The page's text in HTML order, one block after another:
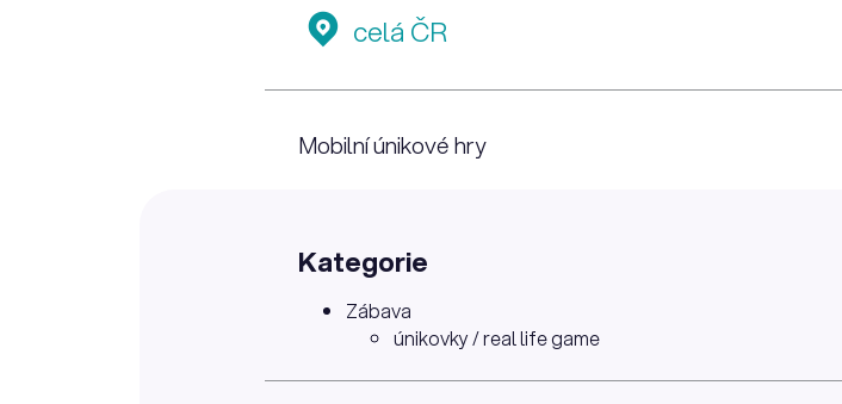
celá ČR
Mobilní únikové hry
Kategorie
Zábava
únikovky / real life game